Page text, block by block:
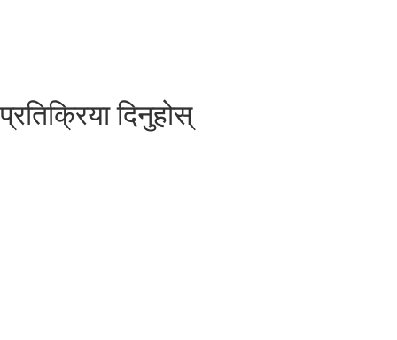
प्रतिक्रिया दिनुहोस्